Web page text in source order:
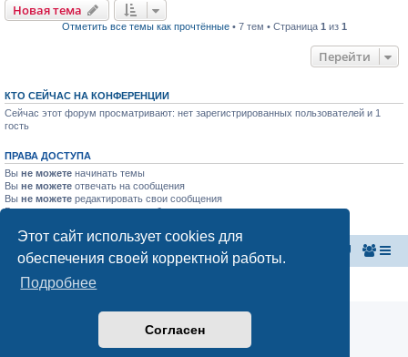
Этот сайт использует cookies для
обеспечения своей корректной работы.
Подробнее
Согласен
Новая тема
Отметить все темы как прочтённые• 7 тем • Страница 1 из 1
Перейти
КТО СЕЙЧАС НА КОНФЕРЕНЦИИ
Сейчас этот форум просматривают: нет зарегистрированных пользователей и 1
гость
ПРАВА ДОСТУПА
Вы не можете начинать темы
Вы не можете отвечать на сообщения
Вы не можете редактировать свои сообщения
Выне можетеудалять свои сообщения
Главная страница Список форумов